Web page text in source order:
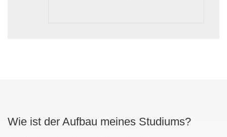
Wie ist der Aufbau meines Studiums?